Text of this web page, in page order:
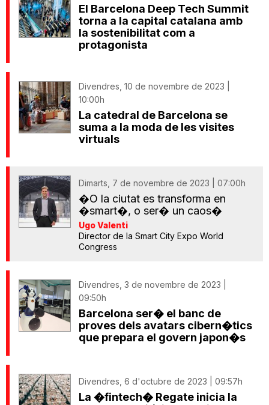
El Barcelona Deep Tech Summit
torna a la capital catalana amb
la sostenibilitat com a
protagonista
Divendres, 10 de novembre de 2023 |
10:00h
La catedral de Barcelona se
suma a la moda de les visites
virtuals
Dimarts, 7 de novembre de 2023 | 07:00h
�O la ciutat es transforma en
�smart�, o ser� un caos�
Ugo Valenti
Director de la Smart City Expo World
Congress
Divendres, 3 de novembre de 2023 |
09:50h
Barcelona ser� el banc de
proves dels avatars cibern�tics
que prepara el govern japon�s
Divendres, 6 d'octubre de 2023 | 09:57h
La �fintech� Regate inicia la